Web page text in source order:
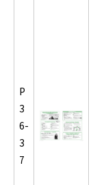
P
3
6-
3
7